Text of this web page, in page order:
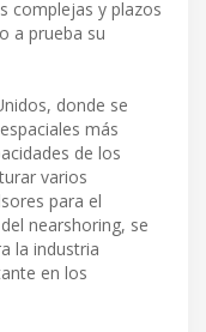
complejas y plazos
a prueba su
donde se
más
de los
varios
para el
nearshoring, se
la industria
en los